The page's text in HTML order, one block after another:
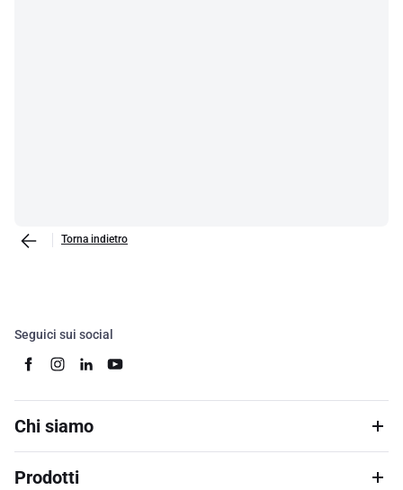
Torna indietro
Seguici sui social
Chi siamo
Prodotti